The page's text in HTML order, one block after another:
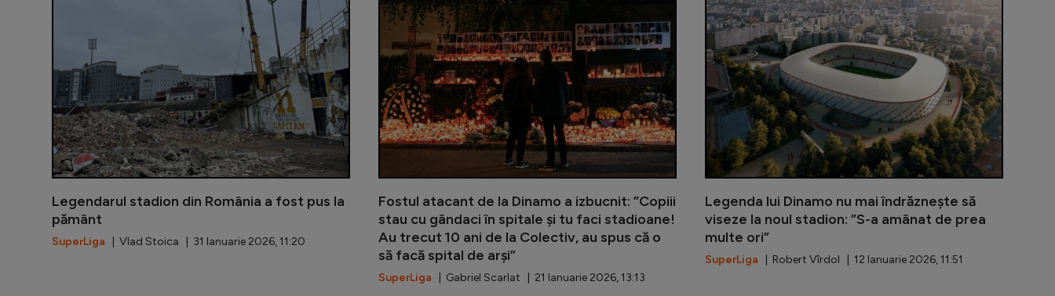
Legendarul stadion din România a fost pus la
pământ
SuperLiga | Vlad Stoica | 31 Ianuarie 2026, 11:20
Fostul atacant de la Dinamo a izbucnit: ”Copiii
stau cu gândaci în spitale și tu faci stadioane!
Au trecut 10 ani de la Colectiv, au spus că o
să facă spital de arși”
SuperLiga | Gabriel Scarlat | 21 Ianuarie 2026, 13:13
Legenda lui Dinamo nu mai îndrăznește să
viseze la noul stadion: ”S-a amânat de prea
multe ori”
SuperLiga | Robert Vîrdol | 12 Ianuarie 2026, 11:51